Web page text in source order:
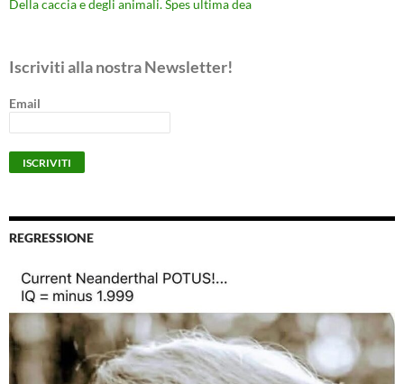
Della caccia e degli animali. Spes ultima dea
Iscriviti alla nostra Newsletter!
Email
REGRESSIONE